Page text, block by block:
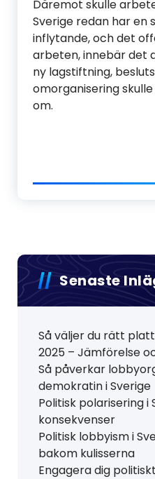
Däremot skulle
Sverige redan har en
inflytande, och det
arbeten, innebär det
ny lagstiftning,
omorganisering
om.
Senaste
Så väljer du rätt
2025 – Jämförelse
Så påverkar
demokratin i Sverige
Politisk polarisering i
konsekvenser
Politisk lobbyism i
bakom kulisserna
Engagera dig politiskt